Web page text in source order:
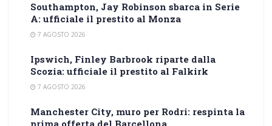
Southampton, Jay Robinson sbarca in Serie
A: ufficiale il prestito al Monza
7 AGOSTO 2026
Ipswich, Finley Barbrook riparte dalla
Scozia: ufficiale il prestito al Falkirk
7 AGOSTO 2026
Manchester City, muro per Rodri: respinta la